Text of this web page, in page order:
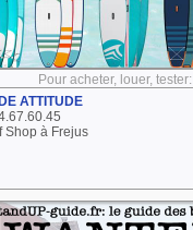
Pour acheter, louer, tester:
ATTITUDE
Shop à Frejus